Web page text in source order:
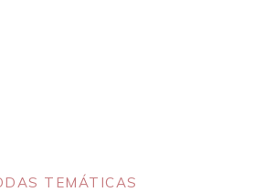
TEMÁTICAS